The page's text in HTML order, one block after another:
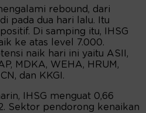
rebound, dari
pada dua hari lalu. Itu
Di samping itu, IHSG
ke atas level 7.000.
naik hari ini yaitu ASII,
MDKA, WEHA, HRUM,
dan KKGI.
IHSG menguat 0,66
Sektor pendorong kenaikan